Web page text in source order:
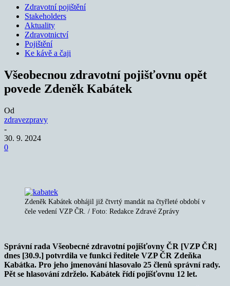
Zdravotní pojištění
Stakeholders
Aktuality
Zdravotnictví
Pojištění
Ke kávě a čaji
Všeobecnou zdravotní pojišťovnu opět
povede Zdeněk Kabátek
Od
zdravezpravy
-
30. 9. 2024
0
Zdeněk Kabátek obhájil již čtvrtý mandát na čtyřleté období v
čele vedení VZP ČR. / Foto: Redakce Zdravé Zprávy
Správní rada Všeobecné zdravotní pojišťovny ČR [VZP ČR]
dnes [30.9.] potvrdila ve funkci ředitele VZP ČR Zdeňka
Kabátka. Pro jeho jmenování hlasovalo 25 členů správní rady.
Pět se hlasování zdrželo. Kabátek řídí pojišťovnu 12 let.